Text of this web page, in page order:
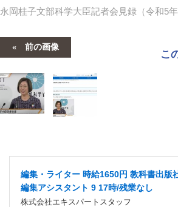
永岡桂子文部科学大臣記者会見録（令和5年
前の画像
こ
編集・ライター 時給1650円 教科書出版
編集アシスタント 9 17時/残業なし
株式会社エキスパートスタッフ